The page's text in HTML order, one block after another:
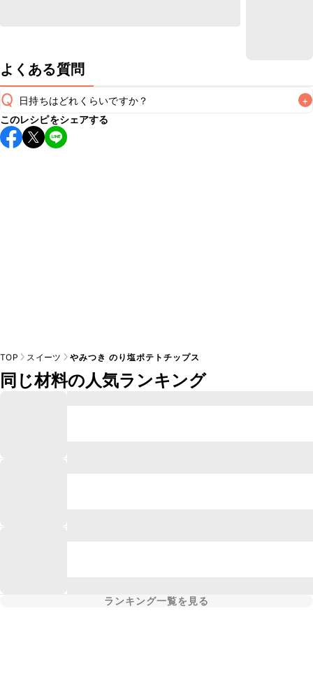
よくある質問
Q 日持ちはどれくらいですか？ +
保存期間は冷蔵で翌日中が目安です。なるべくお早めにお召
し上がりください。
このレシピをシェアする
TOP スイーツ やみつき のり塩ポテトチップス
同じ材料の人気ランキング
ランキング一覧を見る